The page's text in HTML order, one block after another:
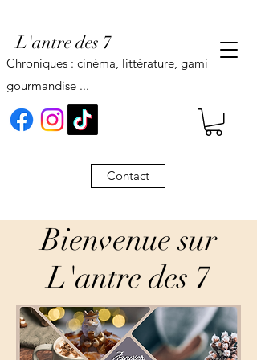
L'antre des 7
Contact
Chroniques : cinéma, littérature, gaming,
gourmandise ...
Bienvenue sur
L'antre des 7